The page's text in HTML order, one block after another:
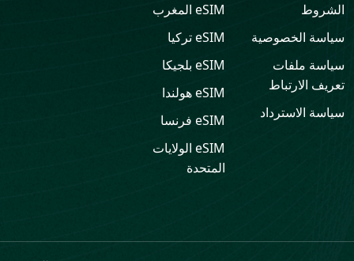
الشروط
سياسة الخصوصية
سياسة ملفات
تعريف الارتباط
سياسة الاسترداد
eSIM المغرب
eSIMتركيا
eSIM بلجيكا
eSIMهولندا
eSIM فرنسا
eSIM الولايات
المتحدة